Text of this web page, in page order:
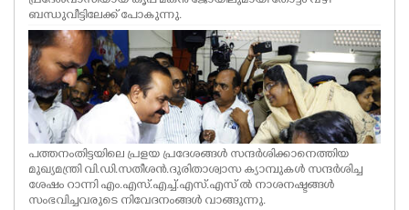
ബന്ധുവീട്ടിലേക്ക് പോകുന്നു.
പത്തനംതിട്ടയിലെ പ്രളയ പ്രദേശങ്ങൾ സന്ദർശിക്കാനെത്തിയ
മുഖ്യമന്ത്രി വി.ഡി.സതീശൻ.ദുരിതാശ്വാസ ക്യാമ്പുകൾ സന്ദർശിച്ച
ശേഷം റാന്നി എം.എസ്.എച്ച്.എസ്.എസ് ൽ നാശനഷ്ടങ്ങൾ
സംഭവിച്ചവരുടെ നിവേദനംങ്ങൾ വാങ്ങുന്നു.